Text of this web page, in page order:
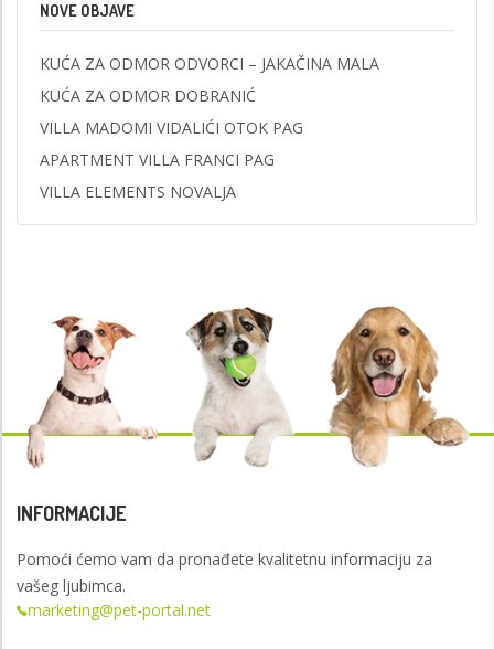
NOVE OBJAVE
KUĆA ZA ODMOR ODVORCI – JAKAČINA MALA
KUĆA ZA ODMOR DOBRANIĆ
VILLA MADOMI VIDALIĆI OTOK PAG
APARTMENT VILLA FRANCI PAG
VILLA ELEMENTS NOVALJA
INFORMACIJE
Pomoći ćemo vam da pronađete kvalitetnu informaciju za
vašeg ljubimca.
marketing@pet-portal.net